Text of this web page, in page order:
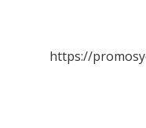
https://